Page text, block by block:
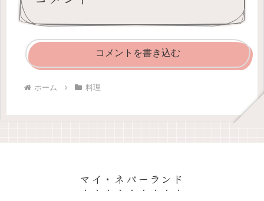
コメントを書き込む
ホーム 料理
マイ・ネバーランド